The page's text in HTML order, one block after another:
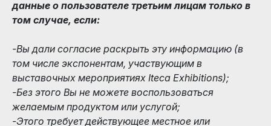
данные о пользователе третьим лицам только в
том случае, если:
-Вы дали согласие раскрыть эту информацию (в
том числе экспонентам, участвующим в
выставочных мероприятиях Iteca Exhibitions);
-Без этого Вы не можете воспользоваться
желаемым продуктом или услугой;
-Этого требует действующее местное или